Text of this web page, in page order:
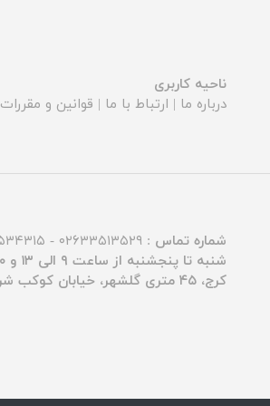
ناحیه کاربری
درباره ما | ارتباط با ما | قوانین و مقررات
شماره تماس : ۰۲۶۳۳۵۱۳۵۲۹ - ۰۲۶۳۳۵۳۴۳۱۵
شنبه تا پنجشنبه از ساعت ۹ الی ۱۳ و ۱۶:۳۰ الی ۲۰:۳۰ پاسخگوی شما عزیزان هستیم.
کرج، ۴۵ متری گلشهر، خیابان کوکب شرقی، عکس و فیلم مکث